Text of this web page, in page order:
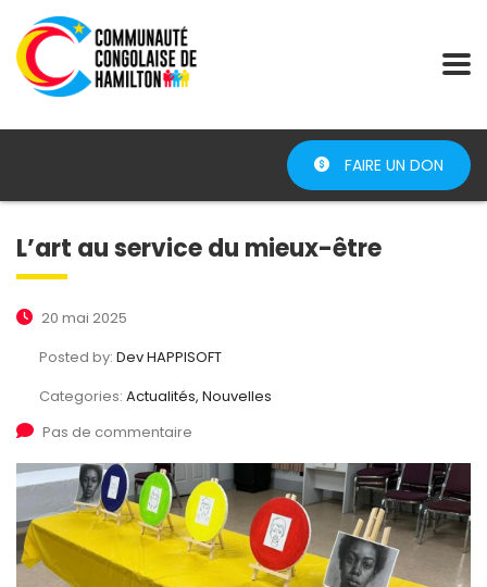
FAIRE UN DON
L’art au service du mieux-être
20 mai 2025
Posted by: Dev HAPPISOFT
Categories: Actualités, Nouvelles
Pas de commentaire